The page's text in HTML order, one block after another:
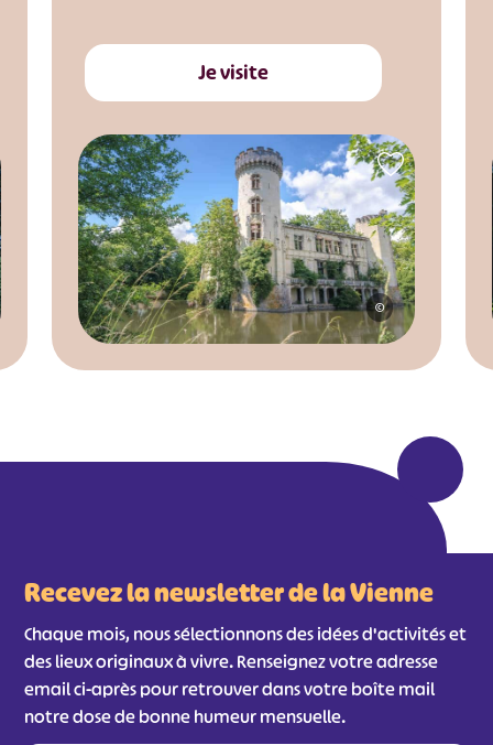
Je visite
©
Recevez la newsletter de la Vienne
Chaque mois, nous sélectionnons des idées d'activités et
des lieux originaux à vivre. Renseignez votre adresse
email ci-après pour retrouver dans votre boîte mail
notre dose de bonne humeur mensuelle.